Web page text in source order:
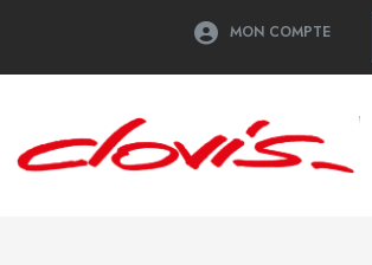
MON COMPTE